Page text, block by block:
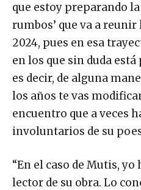
que estoy preparando la
rumbos’ que va a reunir
2024, pues en esa
en los que sin duda
es decir, de alguna
los años te vas
encuentro que a veces
involuntarios de su
“En el caso de Mutis,
lector de su obra. Lo